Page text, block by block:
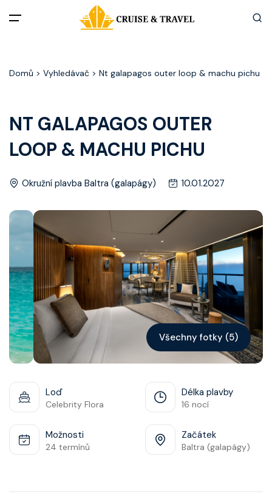
Akční nabídky
Destinace
Zážitky z plaveb
Užitečné informace
Často kladené otázky
Články
Kontakt
Vyhledat plavbu
Domů > Vyhledávač > Nt galapagos outer loop & machu pichu
NT GALAPAGOS OUTER
LOOP & MACHU PICHU
Okružní plavba Baltra (galapágy) 10.01.2027
Všechny fotky (5)
Loď
Celebrity Flora
Délka plavby
16 nocí
Možnosti
24 termínů
Začátek
Baltra (galapágy)